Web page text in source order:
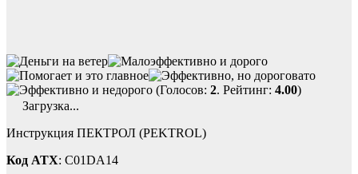
(Голосов: 2. Рейтинг: 4.00)
Загрузка...
Инструкция ПЕКТРОЛ (PEKTROL)
Код ATX: C01DA14